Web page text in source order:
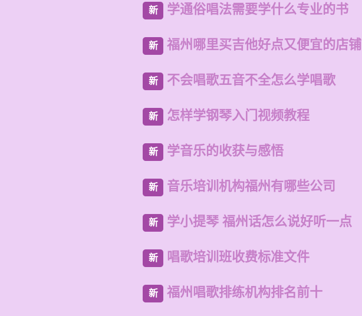
新 学通俗唱法需要学什么专业的书
新 福州哪里买吉他好点又便宜的店铺
新 不会唱歌五音不全怎么学唱歌
新 怎样学钢琴入门视频教程
新 学音乐的收获与感悟
新 音乐培训机构福州有哪些公司
新 学小提琴 福州话怎么说好听一点
新 唱歌培训班收费标准文件
新 福州唱歌排练机构排名前十